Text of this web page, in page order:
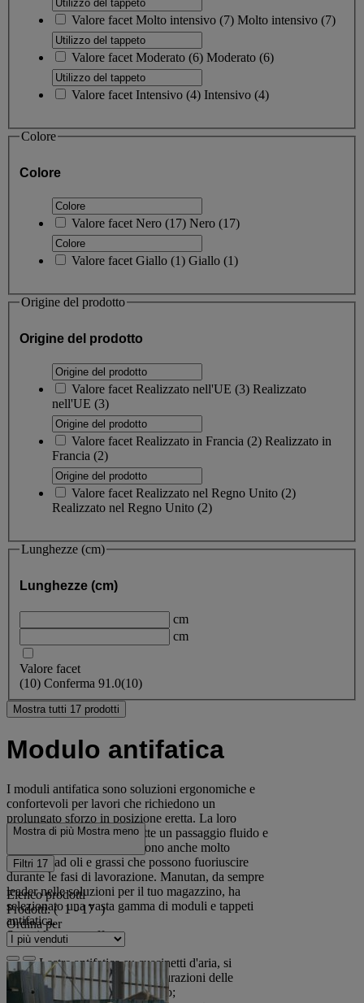
Valore facet Molto intensivo (7) Molto intensivo (7)
Valore facet Moderato (6) Moderato (6)
Valore facet Intensivo (4) Intensivo (4)
Colore
Colore
Valore facet Nero (17) Nero (17)
Valore facet Giallo (1) Giallo (1)
Origine del prodotto
Origine del prodotto
Valore facet Realizzato nell'UE (3) Realizzato
nell'UE (3)
Valore facet Realizzato in Francia (2) Realizzato in
Francia (2)
Valore facet Realizzato nel Regno Unito (2)
Realizzato nel Regno Unito (2)
Lunghezze (cm)
Lunghezze (cm)
cm
cm
Valore facet
(10) Conferma 91.0(10)
Mostra tutti 17 prodotti
Modulo antifatica
I moduli antifatica sono soluzioni ergonomiche e
confortevoli per lavori che richiedono un
prolungato sforzo in posizione eretta. La loro
superficie granulosa permette un passaggio fluido e
silenzioso delle persone e sono anche molto
resistenti ad oli e grassi che possono fuoriuscire
durante le fasi di lavorazione. Manutan, da sempre
leader nelle soluzioni per il tuo magazzino, ha
selezionato una vasta gamma di moduli e tappeti
antifatica.
Scopri la nostra offerta:
Lastre antifatica su cuscinetti d'aria, si
adattano a tutte le configurazioni delle
officine in ambiente secco;
Mostra di più Mostra meno
Filtri 17
Elenco prodotti
Prodotti:( 1 - 17 )
Ordina per